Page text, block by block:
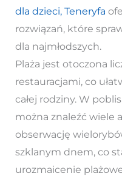
dla dzieci, Teneryfa
rozwiązań, które
dla najmłodszych.
Plaża jest otoczona
restauracjami, co
całej rodziny. W
można znaleźć wiele
obserwację
szklanym dnem, co
urozmaicenie